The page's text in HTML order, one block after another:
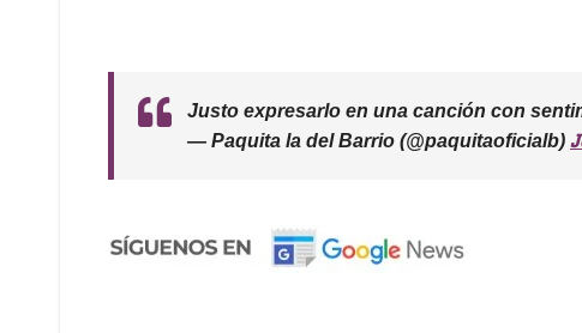
Justo expresarlo en una canción con
— Paquita la del Barrio (@paquitaoficialb)